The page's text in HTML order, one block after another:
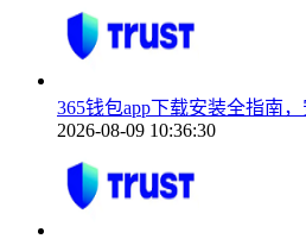
365钱包app下载安装全指南
2026-08-09 10:36:30